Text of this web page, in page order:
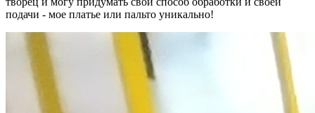
подачи - мое платье или пальто уникально!